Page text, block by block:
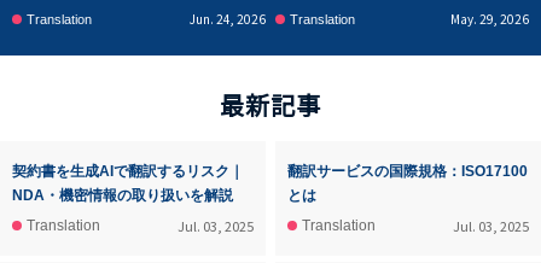
Translation Jun. 24, 2026 Translation May. 29, 2026
最新記事
契約書を生成AIで翻訳するリスク｜
NDA・機密情報の取り扱いを解説
Translation
Jul. 03, 2025
翻訳サービスの国際規格：ISO17100
とは
Translation
Jul. 03, 2025